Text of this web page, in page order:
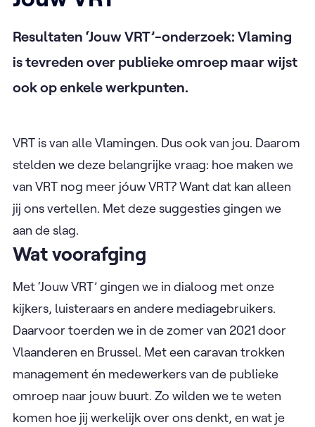
Resultaten ‘Jouw VRT’-onderzoek: Vlaming
is tevreden over publieke omroep maar wijst
ook op enkele werkpunten.
VRT is van alle Vlamingen. Dus ook van jou. Daarom
stelden we deze belangrijke vraag: hoe maken we
van VRT nog meer jóuw VRT? Want dat kan alleen
jij ons vertellen. Met deze suggesties gingen we
aan de slag.
Wat voorafging
Met ‘Jouw VRT’ gingen we in dialoog met onze
kijkers, luisteraars en andere mediagebruikers.
Daarvoor toerden we in de zomer van 2021 door
Vlaanderen en Brussel. Met een caravan trokken
management én medewerkers van de publieke
omroep naar jouw buurt. Zo wilden we te weten
komen hoe jij werkelijk over ons denkt, en wat je